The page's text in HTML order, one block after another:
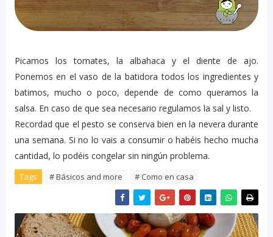
Picamos los tomates, la albahaca y el diente de ajo.
Ponemos en el vaso de la batidora todos los ingredientes y
batimos, mucho o poco, depende de como queramos la
salsa. En caso de que sea necesario regulamos la sal y listo.
Recordad que el pesto se conserva bien en la nevera durante
una semana. Si no lo vais a consumir o habéis hecho mucha
cantidad, lo podéis congelar sin ningún problema.
Tags # Básicos and more # Como en casa